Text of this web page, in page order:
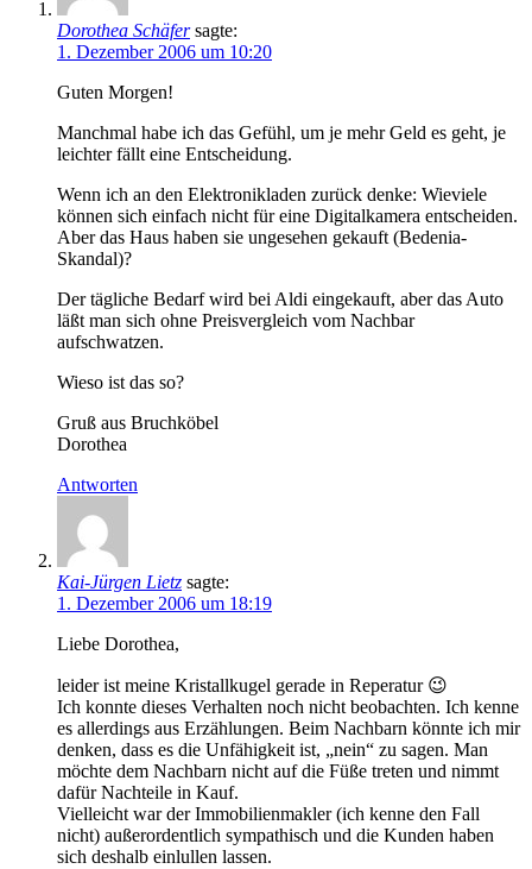
Dorothea Schäfer sagte:
1. Dezember 2006 um 10:20
Guten Morgen!
Manchmal habe ich das Gefühl, um je mehr Geld es geht, je
leichter fällt eine Entscheidung.
Wenn ich an den Elektronikladen zurück denke: Wieviele
können sich einfach nicht für eine Digitalkamera entscheiden.
Aber das Haus haben sie ungesehen gekauft (Bedenia-
Skandal)?
Der tägliche Bedarf wird bei Aldi eingekauft, aber das Auto
läßt man sich ohne Preisvergleich vom Nachbar
aufschwatzen.
Wieso ist das so?
Gruß aus Bruchköbel
Dorothea
Antworten
Kai-Jürgen Lietz sagte:
1. Dezember 2006 um 18:19
Liebe Dorothea,
leider ist meine Kristallkugel gerade in Reperatur 😉
Ich konnte dieses Verhalten noch nicht beobachten. Ich kenne
es allerdings aus Erzählungen. Beim Nachbarn könnte ich mir
denken, dass es die Unfähigkeit ist, „nein“ zu sagen. Man
möchte dem Nachbarn nicht auf die Füße treten und nimmt
dafür Nachteile in Kauf.
Vielleicht war der Immobilienmakler (ich kenne den Fall
nicht) außerordentlich sympathisch und die Kunden haben
sich deshalb einlullen lassen.